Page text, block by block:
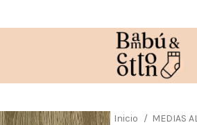
Inicio
MEDIAS